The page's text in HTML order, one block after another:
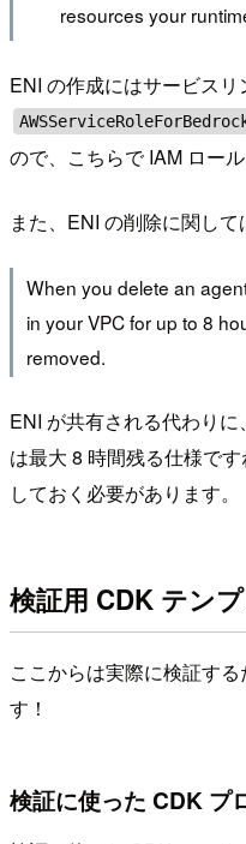
resources your
ENI の作成にはサービスリ
ので、こちらで IAM ロー
また、ENI の削除に関して
When you delete an
in your VPC for up to 8
removed.
ENI が共有される代わり
は最大 8 時間残る仕様で
しておく必要があります。
検証用 CDK テン
ここからは実際に検証す
す！
検証に使った CDK プ